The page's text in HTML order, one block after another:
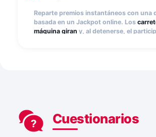
Reparte premios instantáneos con una
basada en un Jackpot online. Los
máquina giran y, al detenerse, el
Cuestionarios